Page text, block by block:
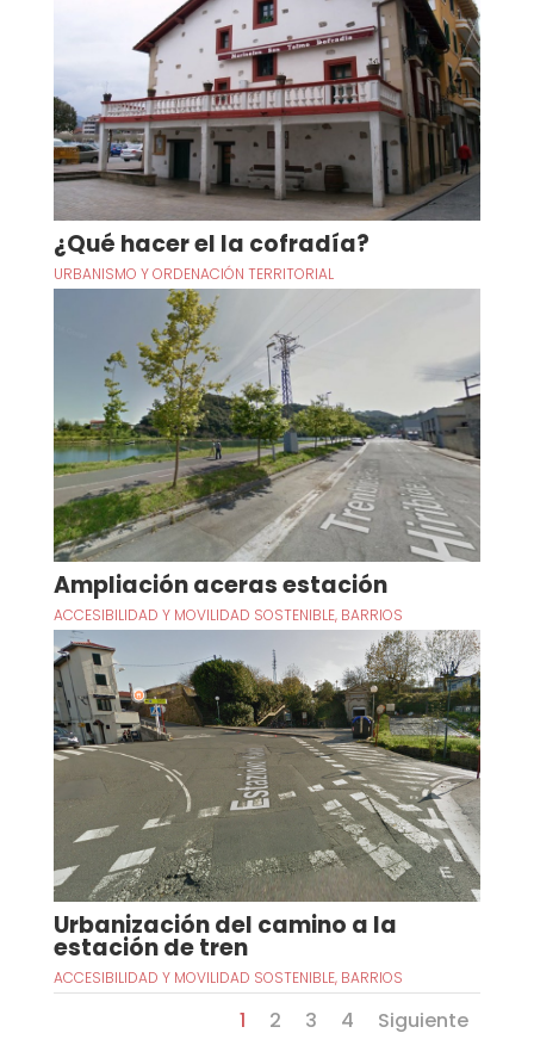
¿Qué hacer el la cofradía?
URBANISMO Y ORDENACIÓN TERRITORIAL
Ampliación aceras estación
ACCESIBILIDAD Y MOVILIDAD SOSTENIBLE, BARRIOS
Urbanización del camino a la
estación de tren
ACCESIBILIDAD Y MOVILIDAD SOSTENIBLE, BARRIOS
1 2 3 4 Siguiente